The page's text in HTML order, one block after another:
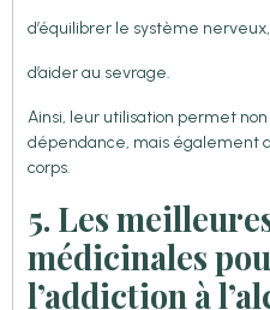
d’équilibrer le système nerveux,
d’aider au sevrage.
Ainsi, leur utilisation permet
dépendance, mais également
corps.
5. Les
médicinales
l’addiction à